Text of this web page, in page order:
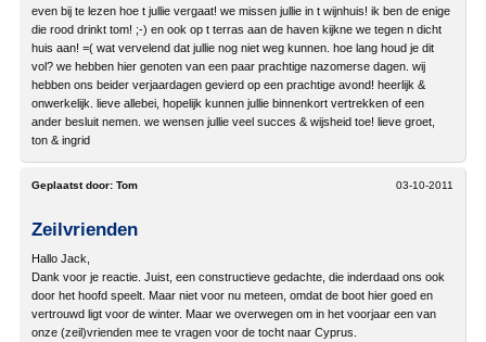
even bij te lezen hoe t jullie vergaat! we missen jullie in t wijnhuis! ik ben de enige
die rood drinkt tom! ;-) en ook op t terras aan de haven kijkne we tegen n dicht
huis aan! =( wat vervelend dat jullie nog niet weg kunnen. hoe lang houd je dit
vol? we hebben hier genoten van een paar prachtige nazomerse dagen. wij
hebben ons beider verjaardagen gevierd op een prachtige avond! heerlijk &
onwerkelijk. lieve allebei, hopelijk kunnen jullie binnenkort vertrekken of een
ander besluit nemen. we wensen jullie veel succes & wijsheid toe! lieve groet,
ton & ingrid
03-10-2011
Geplaatst door: Tom
Zeilvrienden
Hallo Jack,
Dank voor je reactie. Juist, een constructieve gedachte, die inderdaad ons ook
door het hoofd speelt. Maar niet voor nu meteen, omdat de boot hier goed en
vertrouwd ligt voor de winter. Maar we overwegen om in het voorjaar een van
onze (zeil)vrienden mee te vragen voor de tocht naar Cyprus.